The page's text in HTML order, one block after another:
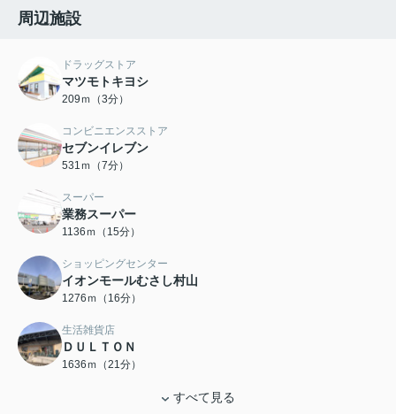
周辺施設
ドラッグストア
マツモトキヨシ
209ｍ（3分）
コンビニエンスストア
セブンイレブン
531ｍ（7分）
スーパー
業務スーパー
1136ｍ（15分）
ショッピングセンター
イオンモールむさし村山
1276ｍ（16分）
生活雑貨店
ＤＵＬＴＯＮ
1636ｍ（21分）
すべて見る